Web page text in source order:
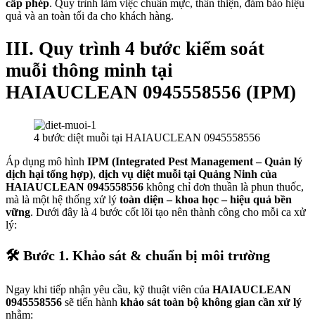
cấp phép. Quy trình làm việc chuẩn mực, thân thiện, đảm bảo hiệu
quả và an toàn tối đa cho khách hàng.
III. Quy trình 4 bước kiểm soát
muỗi thông minh tại
HAIAUCLEAN 0945558556 (IPM)
4 bước diệt muỗi tại HAIAUCLEAN 0945558556
Áp dụng mô hình IPM (Integrated Pest Management – Quản lý
dịch hại tổng hợp), dịch vụ diệt muỗi tại Quảng Ninh của
HAIAUCLEAN 0945558556 không chỉ đơn thuần là phun thuốc,
mà là một hệ thống xử lý toàn diện – khoa học – hiệu quả bền
vững. Dưới đây là 4 bước cốt lõi tạo nên thành công cho mỗi ca xử
lý:
🛠️ Bước 1. Khảo sát & chuẩn bị môi trường
Ngay khi tiếp nhận yêu cầu, kỹ thuật viên của HAIAUCLEAN
0945558556 sẽ tiến hành khảo sát toàn bộ không gian cần xử lý
nhằm: